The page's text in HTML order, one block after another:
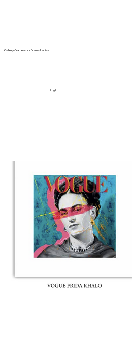
Gallery-Framework Frame Ladies
Log In